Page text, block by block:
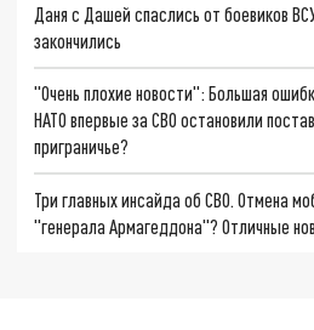
Даня с Дашей спаслись от боевиков
закончились
"Очень плохие новости": Большая
НАТО впервые за СВО остановили
приграничье?
Три главных инсайда об СВО. Отмена
"генерала Армагеддона"? Отличные